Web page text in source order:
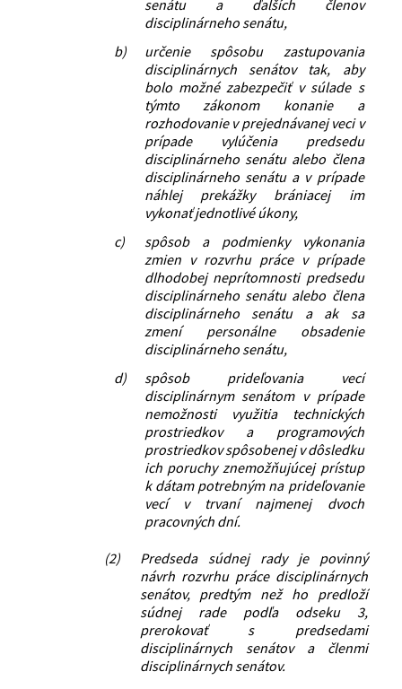
senátu a ďalších členov
disciplinárneho senátu,
b)
určenie spôsobu zastupovania
disciplinárnych senátov tak, aby
bolo možné zabezpečiť v súlade s
týmto zákonom konanie a
rozhodovanie v prejednávanej veci v
prípade vylúčenia predsedu
disciplinárneho senátu alebo člena
disciplinárneho senátu a v prípade
náhlej prekážky brániacej im
vykonať jednotlivé úkony,
c)
spôsob a podmienky vykonania
zmien v rozvrhu práce v prípade
dlhodobej neprítomnosti predsedu
disciplinárneho senátu alebo člena
disciplinárneho senátu a ak sa
zmení personálne obsadenie
disciplinárneho senátu,
d)
spôsob prideľovania vecí
disciplinárnym senátom v prípade
nemožnosti využitia technických
prostriedkov a programových
prostriedkov spôsobenej v dôsledku
ich poruchy znemožňujúcej prístup
k dátam potrebným na prideľovanie
vecí v trvaní najmenej dvoch
pracovných dní.
(2)
Predseda súdnej rady je povinný
návrh rozvrhu práce disciplinárnych
senátov, predtým než ho predloží
súdnej rade podľa odseku 3,
prerokovať s predsedami
disciplinárnych senátov a členmi
disciplinárnych senátov.